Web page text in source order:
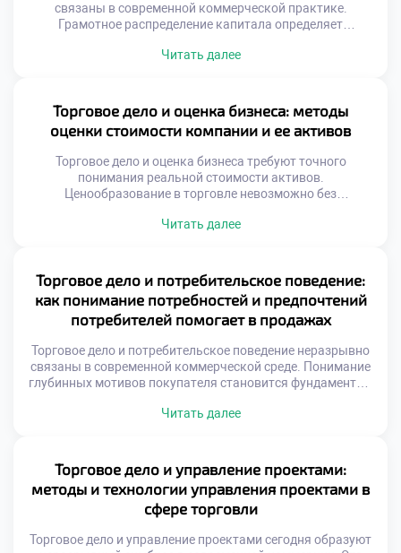
связаны в современной коммерческой практике.
Грамотное распределение капитала определяет
Предприниматели должны рассматривать прибыль как
доход. Понимание этой связи отличает
профессионального коммерсанта от случайного
продавца. Формирование портфеля требует глубокого
анализа рыночной конъюнктуры и трендов. Вложения […]
Читать далее
Торговое дело и оценка бизнеса: методы
оценки стоимости компании и ее активов
Торговое дело и оценка бизнеса требуют точного
понимания реальной стоимости активов.
Ценообразование в торговле невозможно без
конъюнктура постоянно меняет номинальную цену
скрытый потенциал коммерческих структур. Экспертный
анализ раскрывает истинную экономическую суть
предприятия. Грамотная оценка предотвращает
необоснованные финансовые потери. Специальность
Читать далее
Торговое дело и потребительское поведение:
как понимание потребностей и предпочтений
потребителей помогает в продажах
Торговое дело и потребительское поведение неразрывно
связаны в современной коммерческой среде. Понимание
глубинных мотивов покупателя становится фундаментом
превращаются в хаотичный процесс без стратегии.
Продавец учится слышать невысказанные желания и
реагировать на скрытые потребности. Именно такой
подход отличает профессионала от […]
Читать далее
Торговое дело и управление проектами:
методы и технологии управления проектами в
сфере торговли
Торговое дело и управление проектами сегодня образуют